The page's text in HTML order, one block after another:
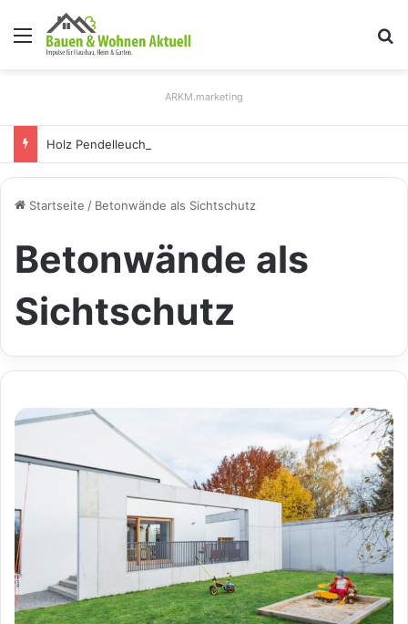
Menü
ARKM.marketing
Startseite / Betonwände als Sichtschutz
Betonwände als
Sichtschutz